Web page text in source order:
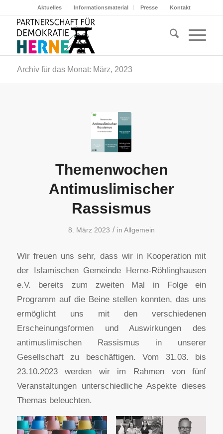
Aktuelles Informationsmaterial Presse Kontakt
Archiv für das Monat: März, 2023
Themenwochen
Antimuslimischer
Rassismus
8. März 2023 / in Allgemein
Wir freuen uns sehr, dass wir in Kooperation mit
der Islamischen Gemeinde Herne-Röhlinghausen
e.V. bereits zum zweiten Mal in Folge ein
Programm auf die Beine stellen konnten, das uns
ermöglicht uns mit den verschiedenen
Erscheinungsformen und Auswirkungen des
antimuslimischen Rassismus in unserer
Gesellschaft zu beschäftigen. Vom 31.03. bis
23.10.2023 werden wir im Rahmen von fünf
Veranstaltungen unterschiedliche Aspekte dieses
Themas beleuchten.